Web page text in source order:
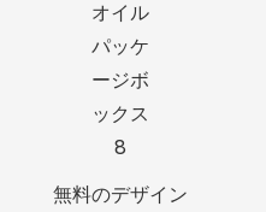
無料のデザイン